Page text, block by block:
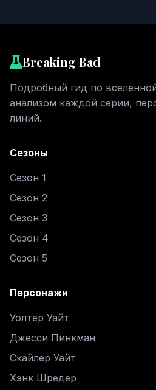
Breaking Bad
Подробный гид по
анализом каждой серии,
линий.
Сезоны
Сезон 1
Сезон 2
Сезон 3
Сезон 4
Сезон 5
Персонажи
Уолтер Уайт
Джесси Пинкман
Скайлер Уайт
Хэнк Шредер